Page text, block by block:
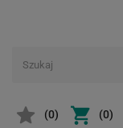
(0) (0)